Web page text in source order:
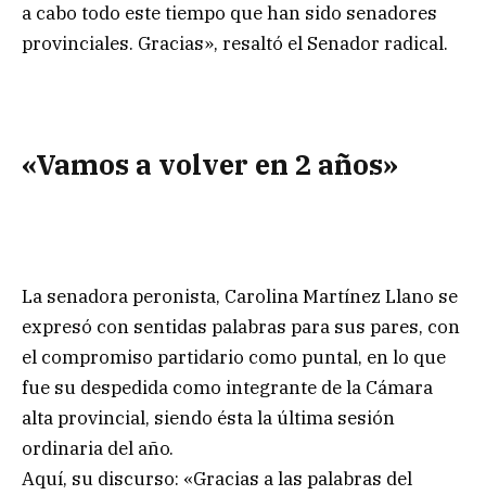
a cabo todo este tiempo que han sido senadores
provinciales. Gracias», resaltó el Senador radical.
«Vamos a volver en 2 años»
La senadora peronista, Carolina Martínez Llano se
expresó con sentidas palabras para sus pares, con
el compromiso partidario como puntal, en lo que
fue su despedida como integrante de la Cámara
alta provincial, siendo ésta la última sesión
ordinaria del año.
Aquí, su discurso: «Gracias a las palabras del